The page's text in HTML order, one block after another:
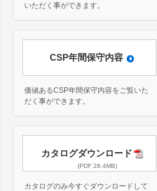
いただく事ができます。
CSP年間保守内容
価値あるCSP年間保守内容をご覧いた
だく事ができます。
カタログダウンロード
(PDF 28.4MB)
カタログのみ今すぐダウンロードして